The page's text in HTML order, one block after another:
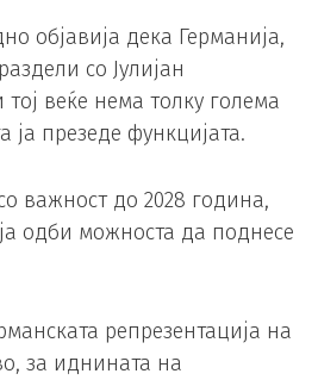
објавија дека Германија,
со Јулијан
веќе нема толку голема
ја презеде функцијата.
важност до 2028 година,
одби можноста да поднесе
репрезентација на
за иднината на